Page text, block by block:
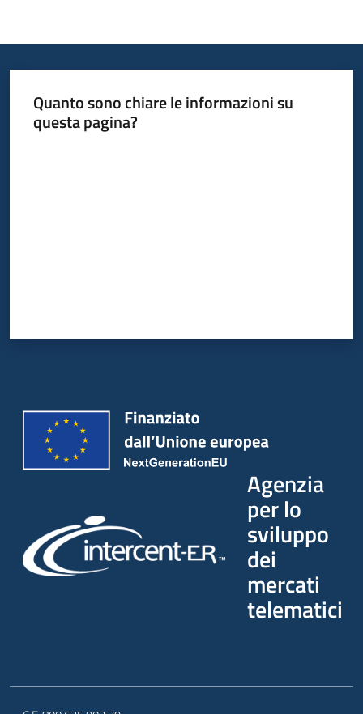
Quanto sono chiare le informazioni su
questa pagina?
Agenzia
per lo
sviluppo
dei
mercati
telematici